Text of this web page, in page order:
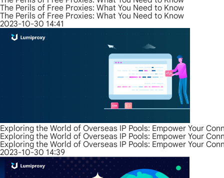
The Perils of Free Proxies: What You Need to Know
The Perils of Free Proxies: What You Need to Know
2023-10-30 14:41
Exploring the World of Overseas IP Pools: Empower Your
Exploring the World of Overseas IP Pools: Empower Your
Exploring the World of Overseas IP Pools: Empower Your
2023-10-30 14:39